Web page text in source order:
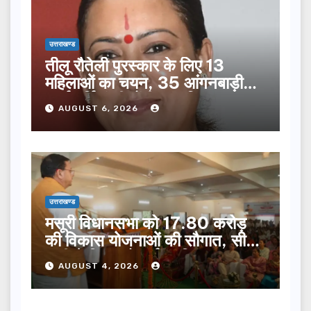
उत्तराखण्ड
तीलू रौतेली पुरस्कार के लिए 13
महिलाओं का चयन, 35 आंगनबाड़ी
कार्यकर्तियां भी होंगी सम्मानित…
AUGUST 6, 2026
उत्तराखण्ड
मसूरी विधानसभा को 17.80 करोड़
की विकास योजनाओं की सौगात, सीएम
धामी ने किया लोकार्पण-शिलान्यास.
AUGUST 4, 2026